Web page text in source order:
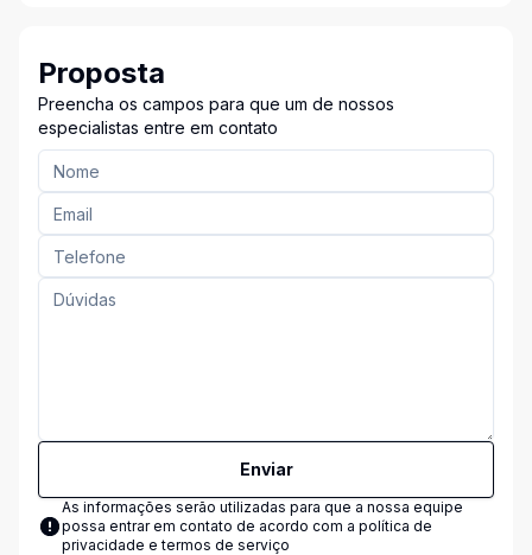
Proposta
Preencha os campos para que um de nossos
especialistas entre em contato
Enviar
As informações serão utilizadas para que a nossa equipe
possa entrar em contato de acordo com a política de
privacidade e termos de serviço